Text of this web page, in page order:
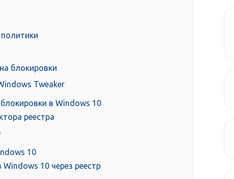
блокировки
Tweaker
в Windows 10
реестра
10
10 через реестр